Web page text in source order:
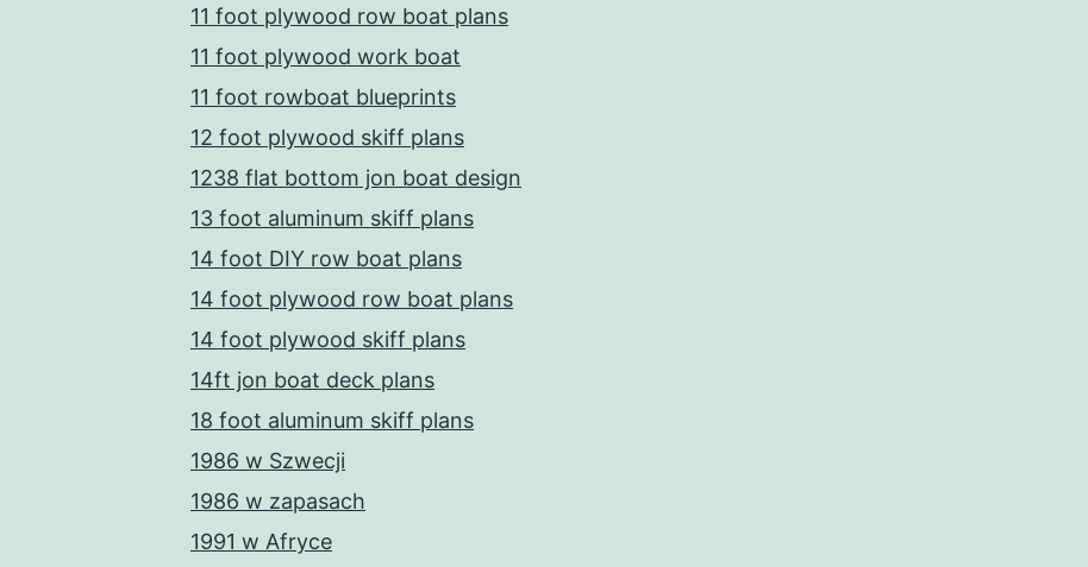
11 foot plywood row boat plans
11 foot plywood work boat
11 foot rowboat blueprints
12 foot plywood skiff plans
1238 flat bottom jon boat design
13 foot aluminum skiff plans
14 foot DIY row boat plans
14 foot plywood row boat plans
14 foot plywood skiff plans
14ft jon boat deck plans
18 foot aluminum skiff plans
1986 w Szwecji
1986 w zapasach
1991 w Afryce